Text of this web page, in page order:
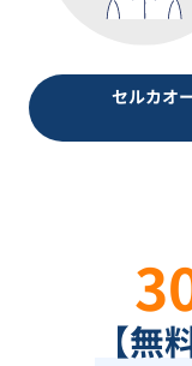
セルカオ
【